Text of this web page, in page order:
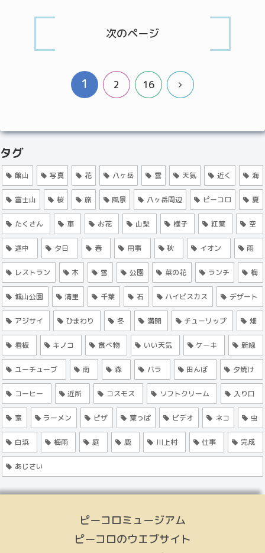
次のページ
1 2 16
次
タグ
館山 写真 花 八ヶ岳 雲 天気 近く 海
富士山 桜 旅 風景 八ヶ岳周辺 ピーコロ 夏
たくさん 車 お花 山梨 様子 紅葉 空
途中 夕日 春 用事 秋 イオン 雨
レストラン 木 雪 公園 菜の花 ランチ 梅
城山公園 清里 千葉 石 ハイビスカス デザート
アジサイ ひまわり 冬 満開 チューリップ 畑
看板 キノコ 食べ物 いい天気 ケーキ 新緑
ユーチューブ 南 森 バラ 田んぼ 夕焼け
コーヒー 近所 コスモス ソフトクリーム 入り口
家 ラーメン ピザ 葉っぱ ビデオ ネコ 虫
白浜 梅雨 庭 鹿 川上村 仕事 完成
あじさい
ピーコロミュージアム
ピーコロのウエブサイト